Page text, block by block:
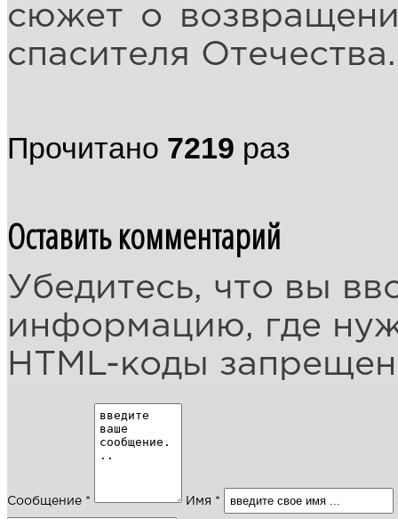
сюжет о
спасителя Отечества.
Прочитано 7219 раз
Оставить комментарий
Убедитесь, что вы
информацию, где
HTML-коды
Сообщение * Имя *